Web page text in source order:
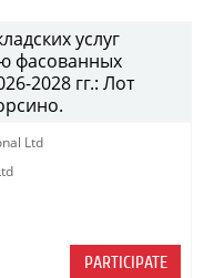
услуг
фасованных
2028 гг.: Лот
Ltd
PARTICIPATE